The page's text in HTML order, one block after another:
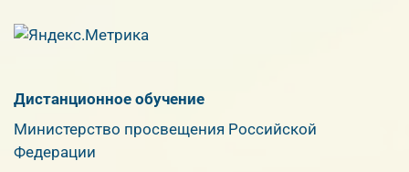
Дистанционное обучение
Министерство просвещения Российской
Федерации